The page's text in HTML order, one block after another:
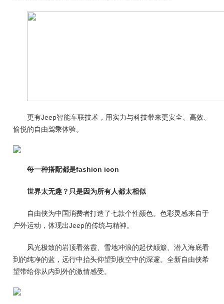
更有Jeep智能车联技术，用实力与科技带来更安全、高效、
愉悦的自由驾乘体验。
每一种搭配都是fashion icon
世界太无趣？只是因为所有人都太相似
自由侠为中国消费者打造了七款个性颜色。色彩灵感来自于
户外运动，体现出Jeep的传统与精神。
风光极致的岩顶看落霞、雪地冲浪的起伏颠簸、潜入海底看
到的纯净的蓝，远行中抬头仰望到夜空中的深邃。全新自由侠希
望带给你从内到外的激情感受。